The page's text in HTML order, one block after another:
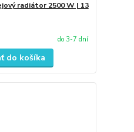
radiátor 2500 W | 13
do 3-7 dní
do košíka